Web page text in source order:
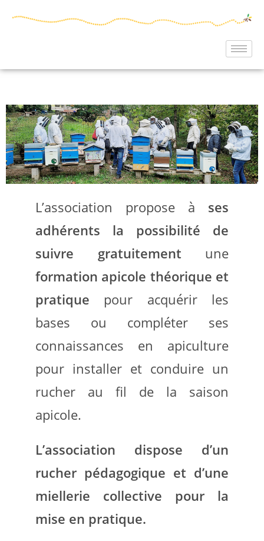
L’association propose à ses
adhérents la possibilité de
suivre gratuitement une
formation apicole théorique et
pratique pour acquérir les
bases ou compléter ses
connaissances en apiculture
pour installer et conduire un
rucher au fil de la saison
apicole.
L’association dispose d’un
rucher pédagogique et d’une
miellerie collective pour la
mise en pratique.